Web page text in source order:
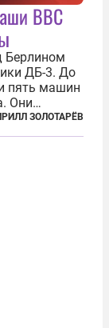
ВВС
Берлином
ДБ-3. До
пять машин
Они
тот момент
где-то
ЗОЛОТАРЁВ